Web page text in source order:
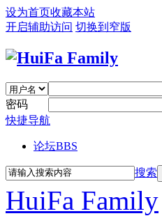
设为首页收藏本站
开启辅助访问 切换到窄版
密码
快捷导航
论坛BBS
搜索
HuiFa Family